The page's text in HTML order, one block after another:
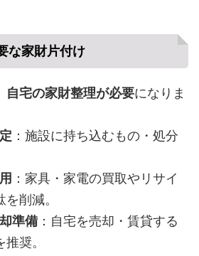
な家財片付け
自宅の家財整理が必要になりま
：施設に持ち込むもの・処分
：家具・家電の買取やリサイ
削減。
準備：自宅を売却・賃貸する
奨。